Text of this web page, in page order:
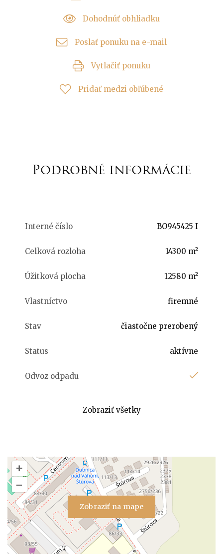
Dohodnúť obhliadku
Poslať ponuku na e-mail
Vytlačiť ponuku
Pridať medzi obľúbené
Podrobné informácie
Interné číslo BO945425 I
Celková rozloha 14300 m²
Úžitková plocha 12580 m²
Vlastníctvo firemné
Stav čiastočne prerobený
Status aktívne
Odvoz odpadu
Zobraziť všetky
Zobraziť na mape
+
–